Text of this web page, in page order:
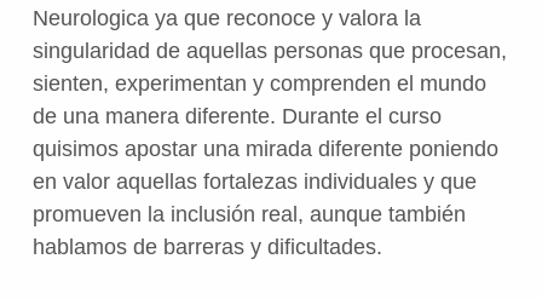
Neurologica ya que reconoce y valora la
singularidad de aquellas personas que procesan,
sienten, experimentan y comprenden el mundo
de una manera diferente. Durante el curso
quisimos apostar una mirada diferente poniendo
en valor aquellas fortalezas individuales y que
promueven la inclusión real, aunque también
hablamos de barreras y dificultades.